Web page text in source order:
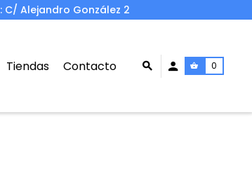
: C/ Alejandro González 2
Tiendas Contacto 0